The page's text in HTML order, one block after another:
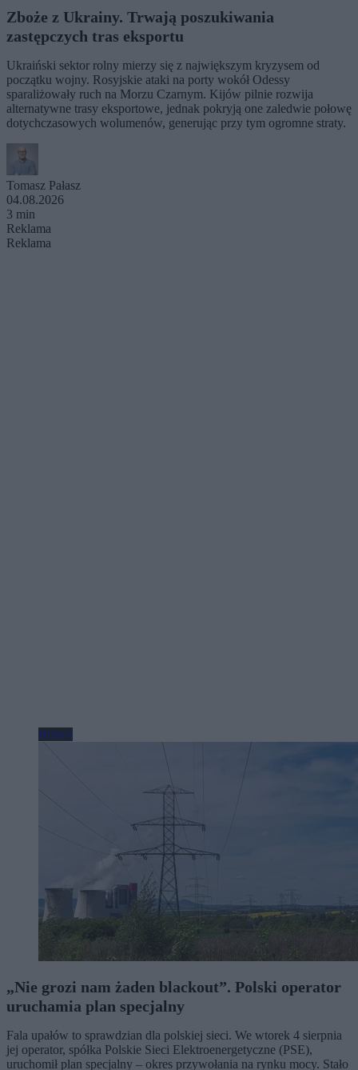
Zboże z Ukrainy. Trwają poszukiwania
zastępczych tras eksportu
Ukraiński sektor rolny mierzy się z największym kryzysem od
początku wojny. Rosyjskie ataki na porty wokół Odessy
sparaliżowały ruch na Morzu Czarnym. Kijów pilnie rozwija
alternatywne trasy eksportowe, jednak pokryją one zaledwie połowę
dotychczasowych wolumenów, generując przy tym ogromne straty.
Tomasz Pałasz
04.08.2026
3 min
Reklama
Reklama
Biznes
„Nie grozi nam żaden blackout”. Polski operator
uruchamia plan specjalny
Fala upałów to sprawdzian dla polskiej sieci. We wtorek 4 sierpnia
jej operator, spółka Polskie Sieci Elektroenergetyczne (PSE),
uruchomił plan specjalny – okres przywołania na rynku mocy. Stało